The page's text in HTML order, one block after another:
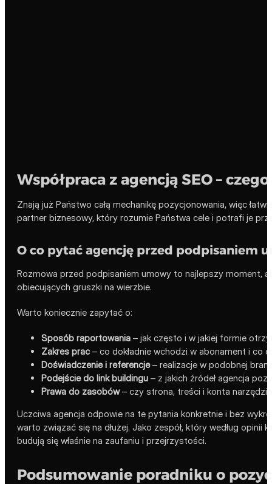
Współpraca z agencją SEO –
Znają już Państwo całą mechanikę pozycjonowania, więc
partner biznesowy, który rozumie Państwa cele i potrafi je
O co pytać agencję przed podpisaniem
Rozmowa przed podpisaniem umowy to najlepszy moment,
obiecujących gruszki na wierzbie.
Warto koniecznie zapytać o:
Sposób raportowania – jak często i w jakiej formie
Zakres prac– co dokładnie wchodzi w abonament i co
Doświadczenie i referencje– realizacje w podobnej
Podejście do link buildingu – z jakich źródeł agencja
Prawa do zasobów– czy strona, treści i konta
Uczciwa agencja odpowie na te pytania konkretnie i bez
warto związać się na dłużej. Jako zespół, który według
budują się właśnie na zaufaniu i przejrzystości.
Podsumowanie poradniku o